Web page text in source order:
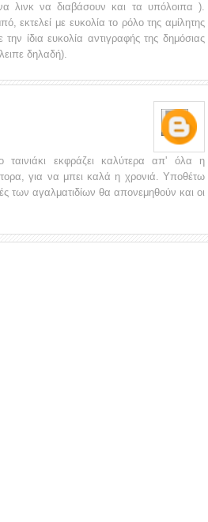
λινκ να διαβάσουν και τα υπόλοιπα ).
εκτελεί με ευκολία το ρόλο της αμίλητης
ίδια ευκολία αντιγραφής της δημόσιας
δηλαδή).
ταινιάκι εκφράζει καλύτερα απ' όλα η
για να μπει καλά η χρονιά. Υποθέτω
των αγαλματιδίων θα απονεμηθούν και οι